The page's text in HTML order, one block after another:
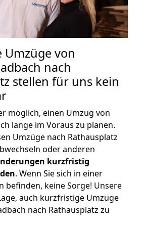
Umzüge von
nach
stellen für uns kein
möglich, einen Umzug von
lange im Voraus zu planen.
Umzüge nach Rathausplatz
oder anderen
kurzfristig
. Wenn Sie sich in einer
befinden, keine Sorge! Unsere
auch kurzfristige Umzüge
nach Rathausplatz zu